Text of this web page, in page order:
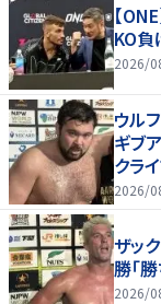
【
KO負
2026/
ウル
ギブ
クラ
2026/
ザッ
勝「
2026/